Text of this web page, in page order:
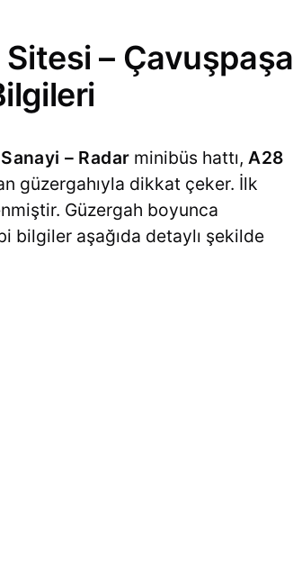
– Çavuşpaşa
– Radar minibüs hattı,A28
güzergahıyla dikkat çeker. İlk
Güzergah boyunca
bilgiler aşağıda detaylı şekilde